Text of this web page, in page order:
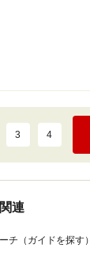
3 4
連
チ（ガイドを探す）